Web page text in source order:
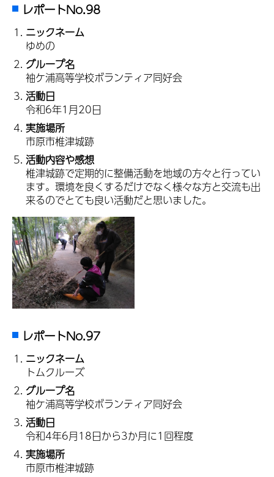
レポートNo.98
ニックネーム
ゆめの
グループ名
袖ケ浦高等学校ボランティア同好会
活動日
令和6年1月20日
実施場所
市原市椎津城跡
活動内容や感想
椎津城跡で定期的に整備活動を地域の方々と行ってい
ます。環境を良くするだけでなく様々な方と交流も出
来るのでとても良い活動だと思いました。
レポートNo.97
ニックネーム
トムクルーズ
グループ名
袖ケ浦高等学校ボランティア同好会
活動日
令和4年6月18日から3か月に1回程度
実施場所
市原市椎津城跡